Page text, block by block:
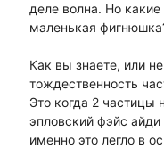
деле волна. Но
маленькая
Как вы знаете, или
тождественность
Это когда 2 частицы
эпловский фэйс
именно это легло в